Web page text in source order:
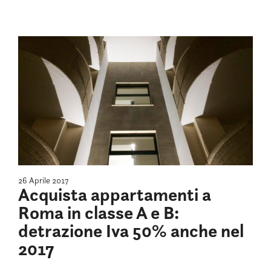
26 Aprile 2017
Acquista appartamenti a
Roma in classe A e B:
detrazione Iva 50% anche nel
2017